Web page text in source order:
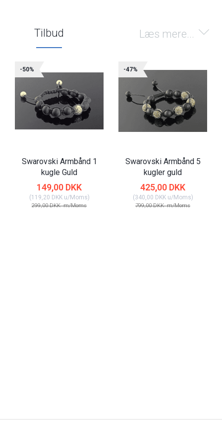
Læs mere...
Tilbud
-50%
Swarovski Armbånd 1
kugle Guld
149,00 DKK
(119,20 DKKu/Moms)
299,00 DKKm/Moms
-47%
Swarovski Armbånd 5
kugler guld
425,00 DKK
(340,00 DKKu/Moms)
799,00 DKKm/Moms